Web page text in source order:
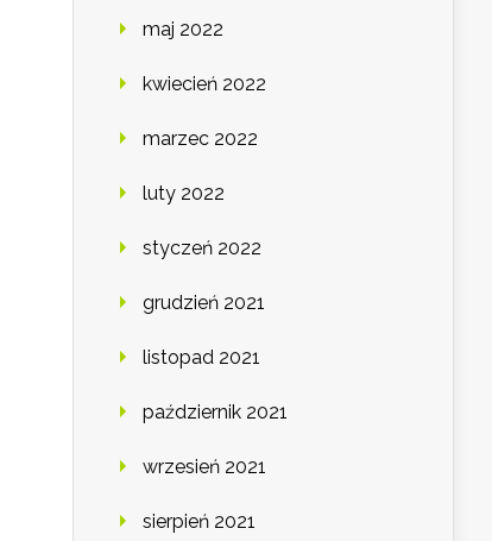
maj 2022
kwiecień 2022
marzec 2022
luty 2022
styczeń 2022
grudzień 2021
listopad 2021
październik 2021
wrzesień 2021
sierpień 2021